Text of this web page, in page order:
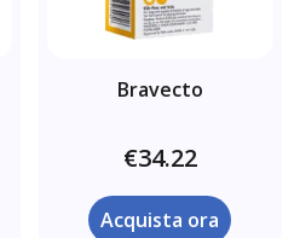
Bravecto
€34.22
Acquista ora